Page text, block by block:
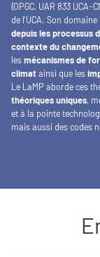
(OPGC, UAR 833 UCA-
de l’UCA. Son
depuis les processus
contexte du
lesmécanismes de
climatainsi que les
Le LaMP aborde ces
théoriques uniques,
et à la pointe
mais aussi des codes